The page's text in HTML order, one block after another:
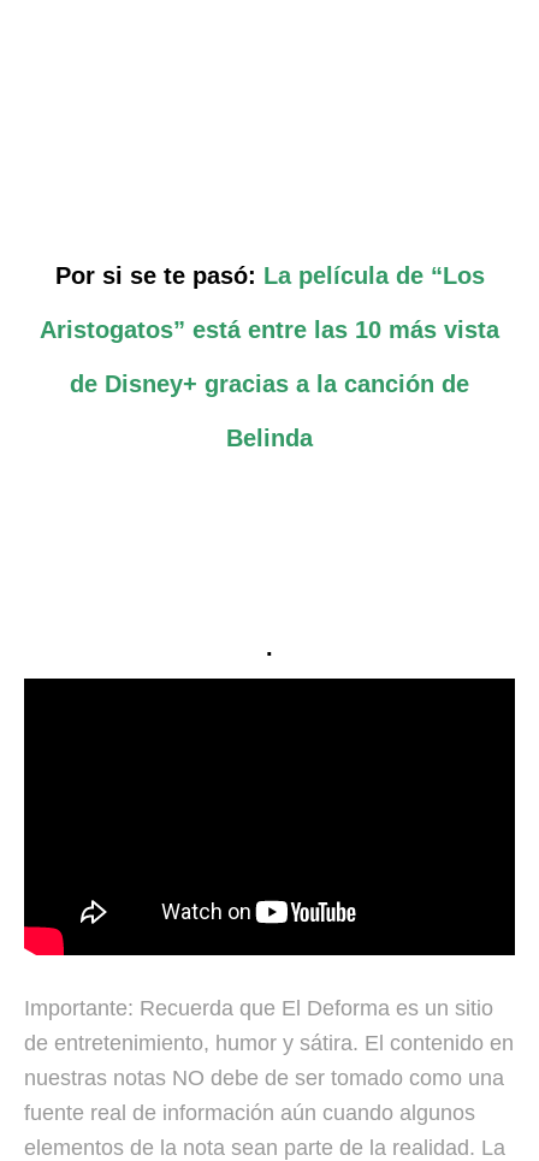
Por si se te pasó: La película de “Los
Aristogatos” está entre las 10 más vista
de Disney+ gracias a la canción de
Belinda
.
Importante: Recuerda que El Deforma es un sitio
de entretenimiento, humor y sátira. El contenido en
nuestras notas NO debe de ser tomado como una
fuente real de información aún cuando algunos
elementos de la nota sean parte de la realidad. La